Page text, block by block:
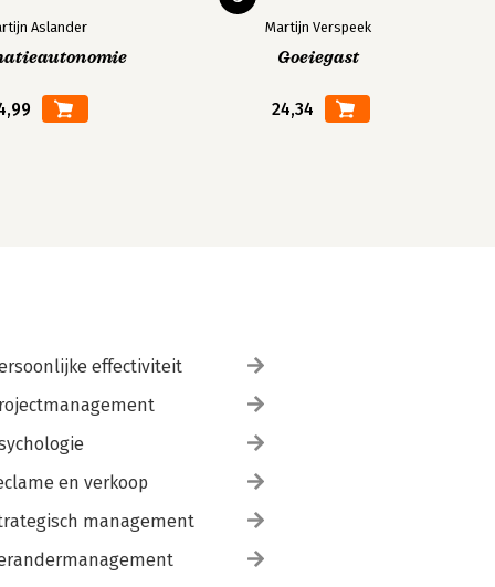
Aslander Martijn Verspeek
Goeiegast
24,34
effectiviteit
en verkoop
management